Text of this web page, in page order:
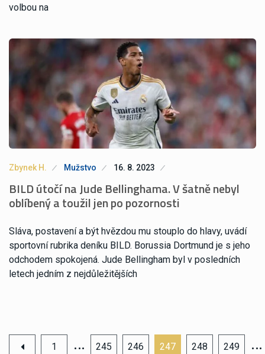
volbou na
Zbynek H. Mužstvo 16. 8. 2023
BILD útočí na Jude Bellinghama. V šatně nebyl
oblíbený a toužil jen po pozornosti
Sláva, postavení a být hvězdou mu stouplo do hlavy, uvádí
sportovní rubrika deníku BILD. Borussia Dortmund je s jeho
odchodem spokojená. Jude Bellingham byl v posledních
letech jedním z nejdůležitějších
1 … 245 246 247 248 249 …